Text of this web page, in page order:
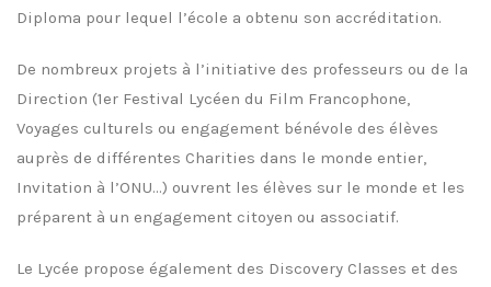
Diploma pour lequel l’école a obtenu son accréditation.
De nombreux projets à l’initiative des professeurs ou de la
Direction (1er Festival Lycéen du Film Francophone,
Voyages culturels ou engagement bénévole des élèves
auprès de différentes Charities dans le monde entier,
Invitation à l’ONU…) ouvrent les élèves sur le monde et les
préparent à un engagement citoyen ou associatif.
Le Lycée propose également des Discovery Classes et des